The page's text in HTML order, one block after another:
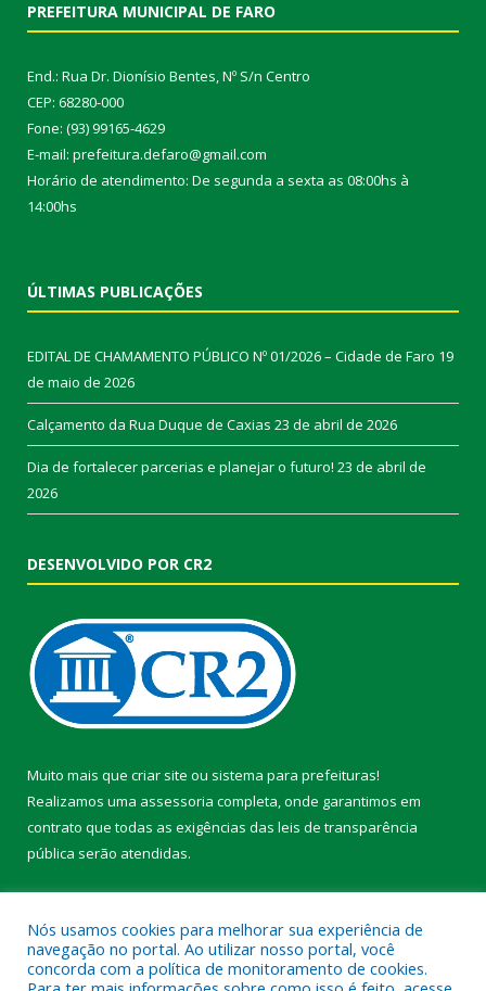
PREFEITURA MUNICIPAL DE FARO
End.: Rua Dr. Dionísio Bentes, Nº S/n Centro
CEP: 68280-000
Fone: (93) 99165-4629
E-mail: prefeitura.defaro@gmail.com
Horário de atendimento: De segunda a sexta as 08:00hs à
14:00hs
ÚLTIMAS PUBLICAÇÕES
EDITAL DE CHAMAMENTO PÚBLICO Nº 01/2026 – Cidade de Faro 19
de maio de 2026
Calçamento da Rua Duque de Caxias 23 de abril de 2026
Dia de fortalecer parcerias e planejar o futuro! 23 de abril de
2026
DESENVOLVIDO POR CR2
Muito mais que criar site ou sistema para prefeituras!
Realizamos uma assessoria completa, onde garantimos em
contrato que todas as exigências das leis de transparência
pública serão atendidas.
Nós usamos cookies para melhorar sua experiência de
navegação no portal. Ao utilizar nosso portal, você
concorda com a política de monitoramento de cookies.